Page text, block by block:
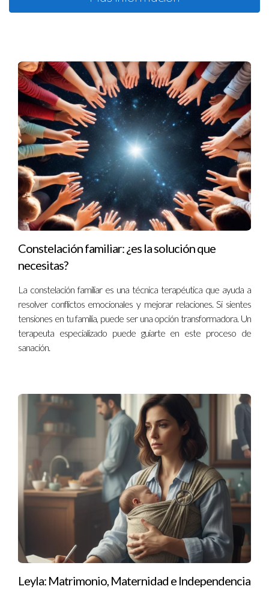
Constelación familiar: ¿es la solución que
necesitas?
La constelación familiar es una técnica terapéutica que ayuda a
resolver conflictos emocionales y mejorar relaciones. Si sientes
tensiones en tu familia, puede ser una opción transformadora. Un
terapeuta especializado puede guiarte en este proceso de
sanación.
Leyla: Matrimonio, Maternidad e Independencia